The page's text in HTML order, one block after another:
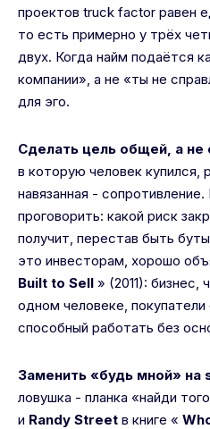
проектов truck factor равен
то есть примерно у трёх
двух. Когда найм подаётся
компании», а не «ты не
для эго.
Сделать цель общей, а не
в которую человек купился,
навязанная -
проговорить: какой риск
получит, перестав быть
это инвесторам, хорошо
Built to Sell » (2011): бизнес,
одном человеке,
способный работать без
Заменить «будь мной» на
ловушка - планка «найди
и Randy Street в книге «